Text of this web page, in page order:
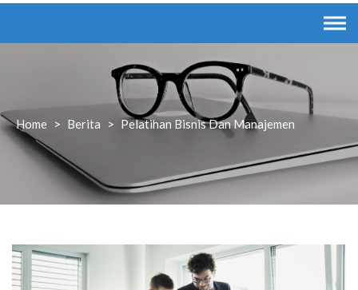
Home > Berita > Pelatihan Bisnis Dan Manajemen